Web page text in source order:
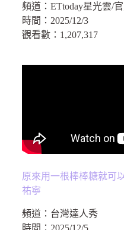
頻道： ETtoday星光雲/
時間： 2025/12/3
觀看數： 1,207,317
原來用一根棒棒糖就可
祐寧
頻道： 台灣達人秀
時間： 2025/12/5